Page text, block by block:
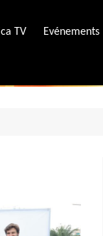
TV Evénements